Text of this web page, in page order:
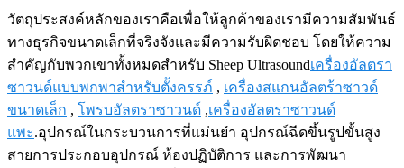
วัตถุประสงค์หลักของเราคือเพื่อให้ลูกค้าของเรามีความสัมพันธ์
ทางธุรกิจขนาดเล็กที่จริงจังและมีความรับผิดชอบ โดยให้ความ
สำคัญกับพวกเขาทั้งหมดสำหรับ Sheep Ultrasoundเครื่องอัลตรา
ซาวนด์แบบพกพาสำหรับตั้งครรภ์ , เครื่องสแกนอัลตร้าซาวด์
ขนาดเล็ก , โพรบอัลตราซาวนด์ ,เครื่องอัลตราซาวนด์
แพะ.อุปกรณ์ในกระบวนการที่แม่นยำ อุปกรณ์ฉีดขึ้นรูปขั้นสูง
สายการประกอบอุปกรณ์ ห้องปฏิบัติการ และการพัฒนา